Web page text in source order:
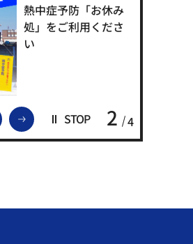
前のスライドを表示
次のスライドを表示
STOP 2 4
熱中症予防「お休み
処」をご利用くださ
い